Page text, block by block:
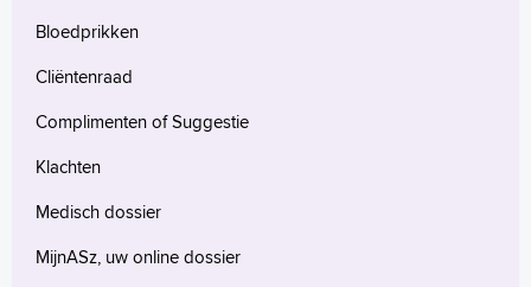
Bloedprikken
Cliëntenraad
Complimenten of Suggestie
Klachten
Medisch dossier
MijnASz, uw online dossier